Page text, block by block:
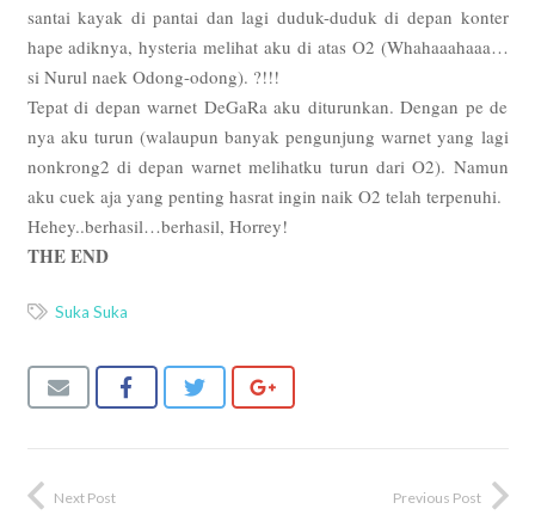
santai kayak di pantai dan lagi duduk-duduk di depan konter
hape adiknya, hysteria melihat aku di atas O2 (Whahaaahaaa…
si Nurul naek Odong-odong). ?!!!
Tepat di depan warnet DeGaRa aku diturunkan. Dengan pe de
nya aku turun (walaupun banyak pengunjung warnet yang lagi
nonkrong2 di depan warnet melihatku turun dari O2). Namun
aku cuek aja yang penting hasrat ingin naik O2 telah terpenuhi.
Hehey..berhasil…berhasil, Horrey!
THE END
Suka Suka
Previous Post
Next Post